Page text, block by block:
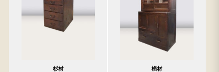
杉材
楢材